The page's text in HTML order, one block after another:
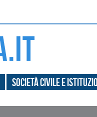
Società civile e